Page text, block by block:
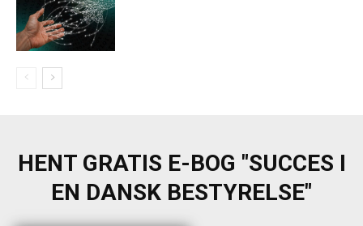
HENT GRATIS E-BOG "SUCCES I
EN DANSK BESTYRELSE"